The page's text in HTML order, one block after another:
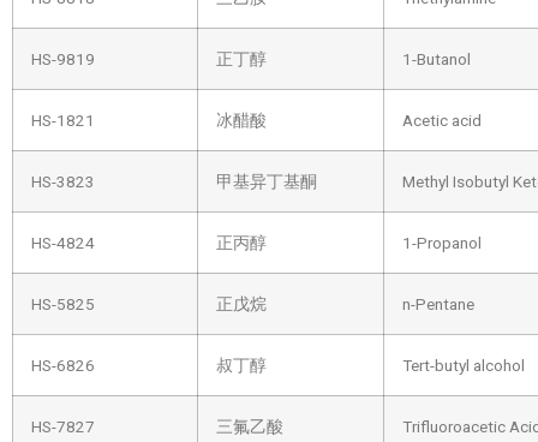
HS-9819 正丁醇 1-Butanol
HS-1821 冰醋酸 Acetic acid
HS-3823 甲基异丁基酮 Methyl Isobutyl
HS-4824 正丙醇 1-Propanol
HS-5825 正戊烷 n-Pentane
HS-6826 叔丁醇 Tert-butyl alcohol
HS-7827 三氟乙酸 Trifluoroacetic